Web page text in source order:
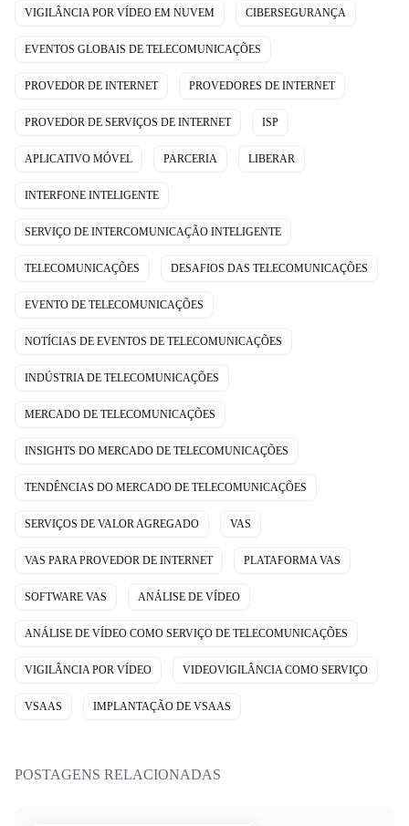
VIGILÂNCIA POR VÍDEO EM NUVEM CIBERSEGURANÇA
EVENTOS GLOBAIS DE TELECOMUNICAÇÕES
PROVEDOR DE INTERNET PROVEDORES DE INTERNET
PROVEDOR DE SERVIÇOS DE INTERNET ISP
APLICATIVO MÓVEL PARCERIA LIBERAR
INTERFONE INTELIGENTE
SERVIÇO DE INTERCOMUNICAÇÃO INTELIGENTE
TELECOMUNICAÇÕES DESAFIOS DAS TELECOMUNICAÇÕES
EVENTO DE TELECOMUNICAÇÕES
NOTÍCIAS DE EVENTOS DE TELECOMUNICAÇÕES
INDÚSTRIA DE TELECOMUNICAÇÕES
MERCADO DE TELECOMUNICAÇÕES
INSIGHTS DO MERCADO DE TELECOMUNICAÇÕES
TENDÊNCIAS DO MERCADO DE TELECOMUNICAÇÕES
SERVIÇOS DE VALOR AGREGADO VAS
VAS PARA PROVEDOR DE INTERNET PLATAFORMA VAS
SOFTWARE VAS ANÁLISE DE VÍDEO
ANÁLISE DE VÍDEO COMO SERVIÇO DE TELECOMUNICAÇÕES
VIGILÂNCIA POR VÍDEO VIDEOVIGILÂNCIA COMO SERVIÇO
VSAAS IMPLANTAÇÃO DE VSAAS
POSTAGENS RELACIONADAS